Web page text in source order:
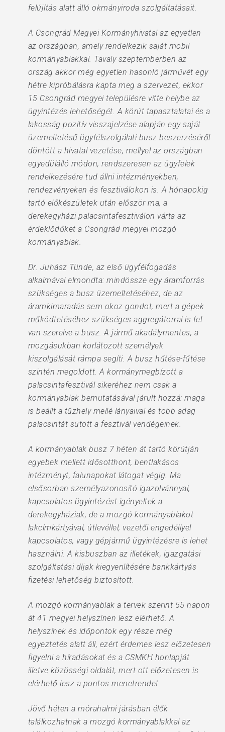
felújítás alatt álló okmányiroda szolgáltatásait.
A Csongrád Megyei Kormányhivatal az egyetlen
az országban, amely rendelkezik saját mobil
kormányablakkal. Tavaly szeptemberben az
ország akkor még egyetlen hasonló járművét egy
hétre kipróbálásra kapta meg a szervezet, ekkor
15 Csongrád megyei településre vitte helybe az
ügyintézés lehetőségét. A körút tapasztalatai és a
lakosság pozitív visszajelzése alapján egy saját
üzemeltetésű ügyfélszolgálati busz beszerzéséről
döntött a hivatal vezetése, mellyel az országban
egyedülálló módon, rendszeresen az ügyfelek
rendelkezésére tud állni intézményekben,
rendezvényeken és fesztiválokon is. A hónapokig
tartó előkészületek után először ma, a
derekegyházi palacsintafesztiválon várta az
érdeklődőket a Csongrád megyei mozgó
kormányablak.
Dr. Juhász Tünde, az első ügyfélfogadás
alkalmával elmondta: mindössze egy áramforrás
szükséges a busz üzemeltetéséhez, de az
áramkimaradás sem okoz gondot, mert a gépek
működtetéséhez szükséges aggregátorral is fel
van szerelve a busz. A jármű akadálymentes, a
mozgásukban korlátozott személyek
kiszolgálását rámpa segíti. A busz hűtése-fűtése
szintén megoldott. A kormánymegbízott a
palacsintafesztivál sikeréhez nem csak a
kormányablak bemutatásával járult hozzá: maga
is beállt a tűzhely mellé lányaival és több adag
palacsintát sütött a fesztivál vendégeinek.
A kormányablak busz 7 héten át tartó körútján
egyebek mellett idősotthont, bentlakásos
intézményt, falunapokat látogat végig. Ma
elsősorban személyazonosító igazolvánnyal,
kapcsolatos ügyintézést igényeltek a
derekegyháziak, de a mozgó kormányablakot
lakcímkártyával, útlevéllel, vezetői engedéllyel
kapcsolatos, vagy gépjármű ügyintézésre is lehet
használni. A kisbuszban az illetékek, igazgatási
szolgáltatási díjak kiegyenlítésére bankkártyás
fizetési lehetőség biztosított.
A mozgó kormányablak a tervek szerint 55 napon
át 41 megyei helyszínen lesz elérhető. A
helyszínek és időpontok egy része még
egyeztetés alatt áll, ezért érdemes lesz előzetesen
figyelni a híradásokat és a CSMKH honlapját
illetve közösségi oldalát, mert ott előzetesen is
elérhető lesz a pontos menetrendet.
Jövő héten a mórahalmi járásban élők
találkozhatnak a mozgó kormányablakkal az